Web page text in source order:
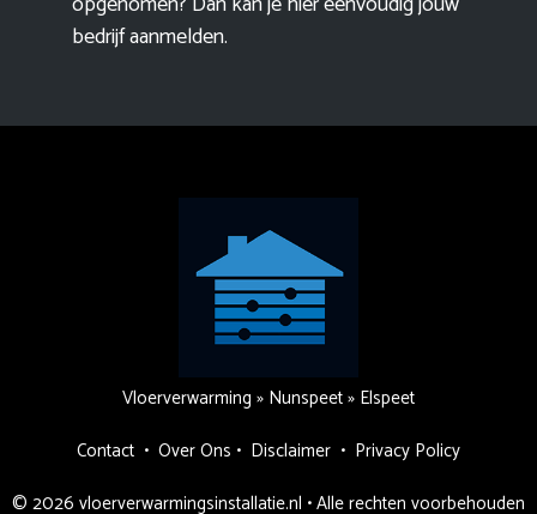
bedrijf aanmelden.
Vloerverwarming » Nunspeet» Elspeet
Contact • Over Ons • Disclaimer • Privacy Policy
© 2026 vloerverwarmingsinstallatie.nl • Alle rechten voorbehouden